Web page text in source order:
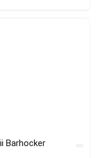
Barhocker